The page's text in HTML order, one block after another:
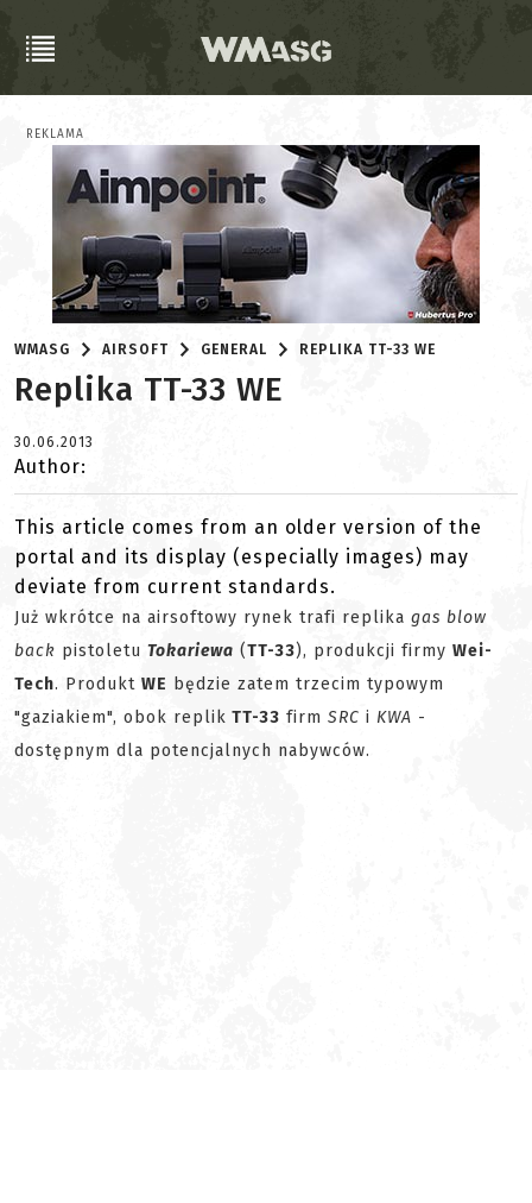
REKLAMA
WMASG AIRSOFT GENERAL REPLIKA TT-33 WE
Replika TT-33 WE
30.06.2013
Author:
This article comes from an older version of the
portal and its display (especially images) may
deviate from current standards.
Już wkrótce na airsoftowy rynek trafi replika gas blow
back pistoletu Tokariewa (TT-33), produkcji firmy Wei-
Tech. Produkt WE będzie zatem trzecim typowym
"gaziakiem", obok replik TT-33 firm SRC i KWA -
dostępnym dla potencjalnych nabywców.